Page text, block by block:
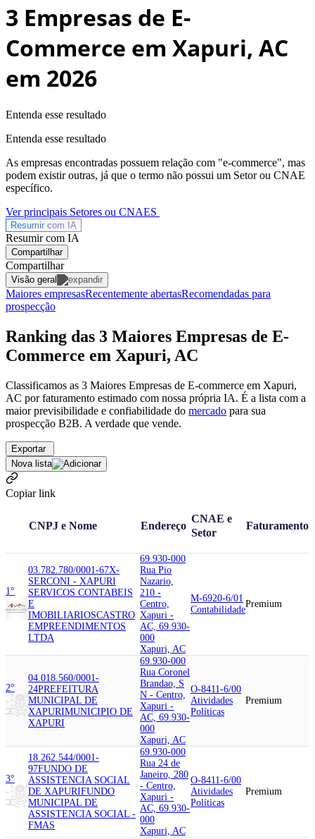
3 Empresas de E-
Commerce em Xapuri, AC
em 2026
Entenda esse resultado
Entenda esse resultado
As empresas encontradas possuem relação com "e-commerce", mas
podem existir outras, já que o termo não possui um Setor ou CNAE
específico.
Ver principais Setores ou CNAES
Resumir com IA
Resumir com IA
Compartilhar
Compartilhar
Visão geral
Maiores empresasRecentemente abertasRecomendadas para
prospecção
Ranking das 3 Maiores Empresas de E-
Commerce em Xapuri, AC
Classificamos as 3 Maiores Empresas de E-commerce em Xapuri,
AC por faturamento estimado com nossa própria IA. É a lista com a
maior previsibilidade e confiabilidade do mercado para sua
prospecção B2B. A verdade que vende.
Exportar
Nova lista
Copiar link
CNPJ e Nome Endereço
CNAE e
Setor
Faturamento
1°
03.782.780/0001-67X-
SERCONI - XAPURI
SERVICOS CONTABEIS
E
IMOBILIARIOSCASTRO
EMPREENDIMENTOS
LTDA
69.930-000
Rua Pio
Nazario,
210 -
Centro,
Xapuri -
AC, 69.930-
000
Xapuri, AC
M-6920-6/01
Contabilidade
Premium
2°
04.018.560/0001-
24PREFEITURA
MUNICIPAL DE
XAPURIMUNICIPIO DE
XAPURI
69.930-000
Rua Coronel
Brandao, S
N - Centro,
Xapuri -
AC, 69.930-
000
Xapuri, AC
O-8411-6/00
Atividades
Políticas
Premium
3°
18.262.544/0001-
97FUNDO DE
ASSISTENCIA SOCIAL
DE XAPURIFUNDO
MUNICIPAL DE
ASSISTENCIA SOCIAL -
FMAS
69.930-000
Rua 24 de
Janeiro, 280
- Centro,
Xapuri -
AC, 69.930-
000
Xapuri, AC
O-8411-6/00
Atividades
Políticas
Premium